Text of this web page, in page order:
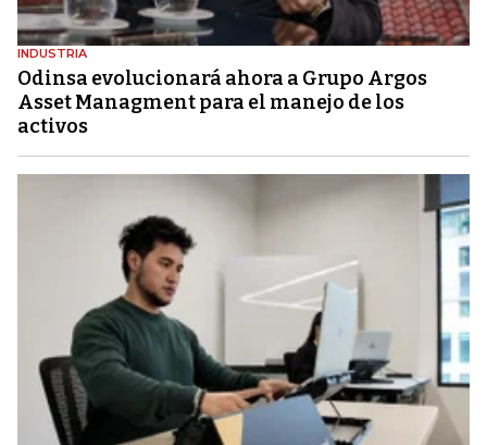
INDUSTRIA
Odinsa evolucionará ahora a Grupo Argos
Asset Managment para el manejo de los
activos